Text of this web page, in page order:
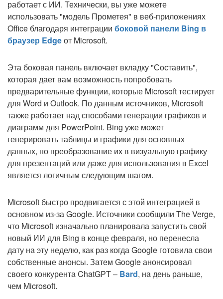
работает с ИИ. Технически, вы уже можете
использовать "модель Прометея" в веб-приложениях
Office благодаря интеграции боковой панели Bing в
браузер Edgeот Microsoft.
Эта боковая панель включает вкладку "Составить",
которая дает вам возможность попробовать
предварительные функции, которые Microsoft тестирует
для Word и Outlook. По данным источников, Microsoft
также работает над способами генерации графиков и
диаграмм для PowerPoint. Bing уже может
генерировать таблицы и графики для основных
данных, но преобразование их в визуальную графику
для презентаций или даже для использования в Excel
является логичным следующим шагом.
Microsoft быстро продвигается с этой интеграцией в
основном из-за Google. Источники сообщили The Verge,
что Microsoft изначально планировала запустить свой
новый ИИ для Bing в конце февраля, но перенесла
дату на эту неделю, как раз когда Google готовила свои
собственные анонсы. Затем Google анонсировал
своего конкурента ChatGPT – Bard, на день раньше,
чем Microsoft.